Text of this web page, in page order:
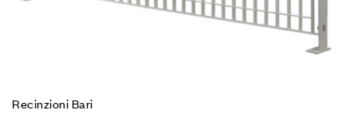
Recinzioni Bari